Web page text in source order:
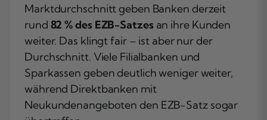
Marktdurchschnitt geben Banken derzeit
rund 82 % des EZB-Satzesan ihre Kunden
weiter. Das klingt fair – ist aber nur der
Durchschnitt. Viele Filialbanken und
Sparkassen geben deutlich weniger weiter,
während Direktbanken mit
Neukundenangeboten den EZB-Satz sogar